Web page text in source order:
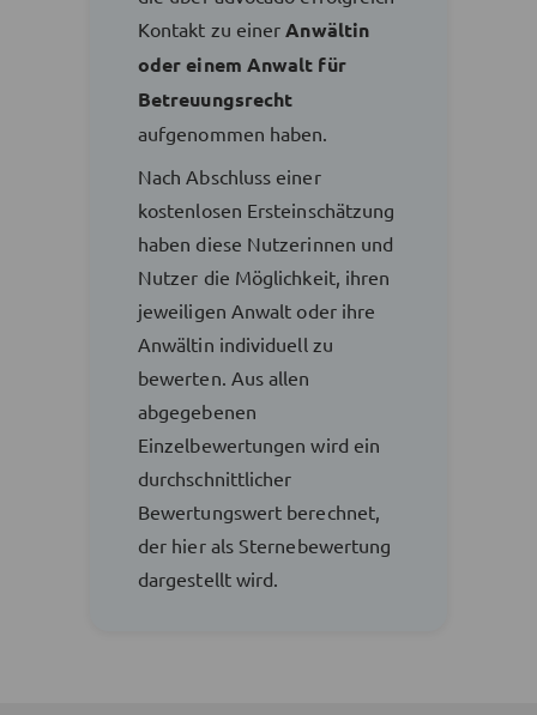
Kontakt zu einerAnwältin
oder einem Anwalt für
Betreuungsrecht
aufgenommen haben.
Nach Abschluss einer
kostenlosen Ersteinschätzung
haben diese Nutzerinnen und
Nutzer die Möglichkeit, ihren
jeweiligen Anwalt oder ihre
Anwältin individuell zu
bewerten. Aus allen
abgegebenen
Einzelbewertungen wird ein
durchschnittlicher
Bewertungswert berechnet,
der hier als Sternebewertung
dargestellt wird.